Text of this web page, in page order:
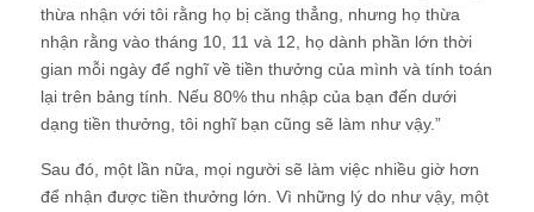
thừa nhận với tôi rằng họ bị căng thẳng, nhưng họ thừa
nhận rằng vào tháng 10, 11 và 12, họ dành phần lớn thời
gian mỗi ngày để nghĩ về tiền thưởng của mình và tính toán
lại trên bảng tính. Nếu 80% thu nhập của bạn đến dưới
dạng tiền thưởng, tôi nghĩ bạn cũng sẽ làm như vậy.”
Sau đó, một lần nữa, mọi người sẽ làm việc nhiều giờ hơn
để nhận được tiền thưởng lớn. Vì những lý do như vậy, một